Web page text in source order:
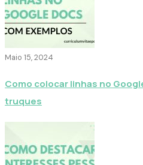
Maio 15, 2024
Como colocar linhas no
truques